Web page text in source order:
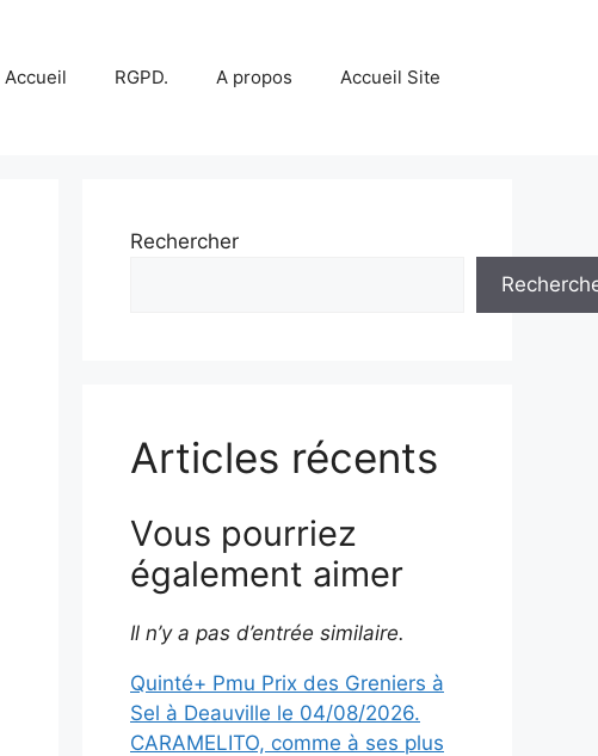
Accueil RGPD. A propos Accueil Site
Rechercher
Articles récents
Vous pourriez
également aimer
Il n’y a pas d’entrée similaire.
Quinté+ Pmu Prix des Greniers à
Sel à Deauville le 04/08/2026.
CARAMELITO, comme à ses plus